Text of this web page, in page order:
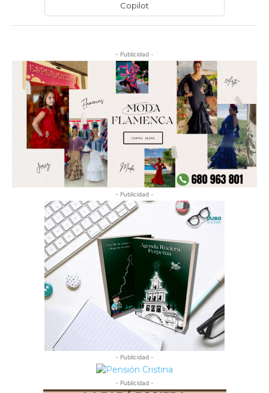
Copilot
- Publicidad -
- Publicidad -
- Publicidad -
- Publicidad -